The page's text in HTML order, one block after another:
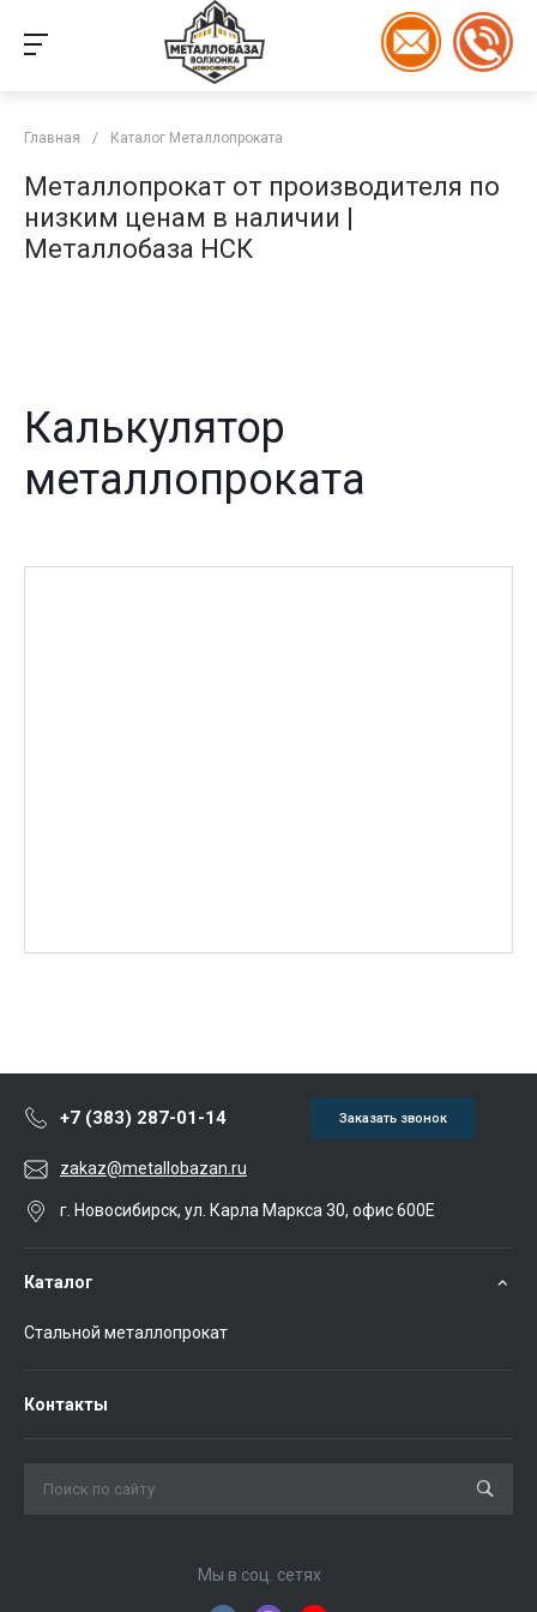
Главная / Каталог Металлопроката
Металлопрокат от производителя по
низким ценам в наличии |
Металлобаза НСК
Калькулятор
металлопроката
+7 (383) 287-01-14 Заказать звонок
zakaz@metallobazan.ru
г. Новосибирск, ул. Карла Маркса 30, офис 600Е
Каталог
Стальной металлопрокат
Контакты
Мы в соц. сетях